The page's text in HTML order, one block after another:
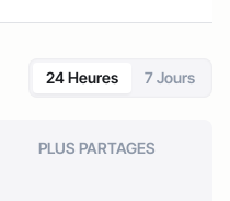
24 Heures 7 Jours
PLUS PARTAGES